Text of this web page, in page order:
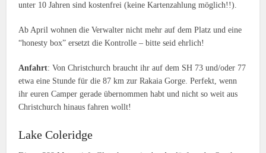
unter 10 Jahren sind kostenfrei (keine Kartenzahlung möglich!!).
Ab April wohnen die Verwalter nicht mehr auf dem Platz und eine
“honesty box” ersetzt die Kontrolle – bitte seid ehrlich!
Anfahrt: Von Christchurch braucht ihr auf dem SH 73 und/oder 77
etwa eine Stunde für die 87 km zur Rakaia Gorge. Perfekt, wenn
ihr euren Camper gerade übernommen habt und nicht so weit aus
Christchurch hinaus fahren wollt!
Lake Coleridge